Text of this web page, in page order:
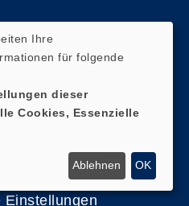
Einstellungen
Ihre
für folgende
dieser
Cookies, Essenzielle
Ablehnen OK